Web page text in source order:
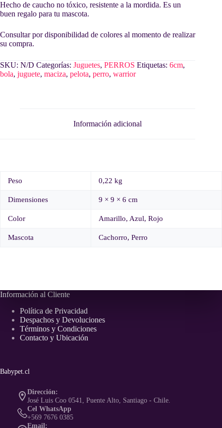
Hecho de caucho no tóxico, resistente a la mordida. Es un
buen regalo para tu mascota.
Consultar por disponibilidad de colores al momento de realizar
su compra.
SKU: N/D Categorías: Juguetes, PERROS Etiquetas: 6cm,
bola, juguete, maciza, pelota, perro, warrior
Información adicional
Peso 0,22 kg
Dimensiones 9 × 9 × 6 cm
Color Amarillo, Azul, Rojo
Mascota Cachorro, Perro
Información al Cliente
Política de Privacidad
Despachos y Devoluciones
Términos y Condiciones
Contacto y Ubicación
Babypet.cl
Dirección:
José Luis Coo 0541, Puente Alto, Santiago - Chile.
Cel WhatsApp
+569 7676 0385
Email: